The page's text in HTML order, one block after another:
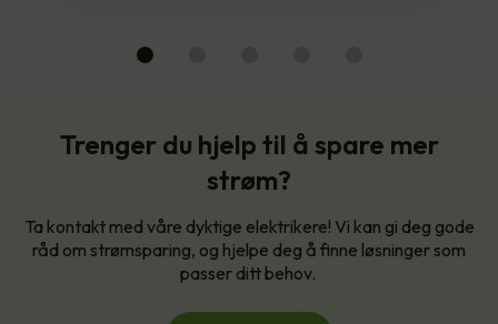
Trenger du hjelp til å spare mer
strøm?
Ta kontakt med våre dyktige elektrikere! Vi kan gi deg gode
råd om strømsparing, og hjelpe deg å finne løsninger som
passer ditt behov.